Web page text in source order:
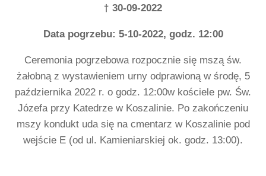
† 30-09-2022
Data pogrzebu: 5-10-2022, godz. 12:00
Ceremonia pogrzebowa rozpocznie się mszą św.
żałobną z wystawieniem urny odprawioną w środę, 5
października 2022 r. o godz. 12:00w kościele pw. Św.
Józefa przy Katedrze w Koszalinie. Po zakończeniu
mszy kondukt uda się na cmentarz w Koszalinie pod
wejście E (od ul. Kamieniarskiej ok. godz. 13:00).